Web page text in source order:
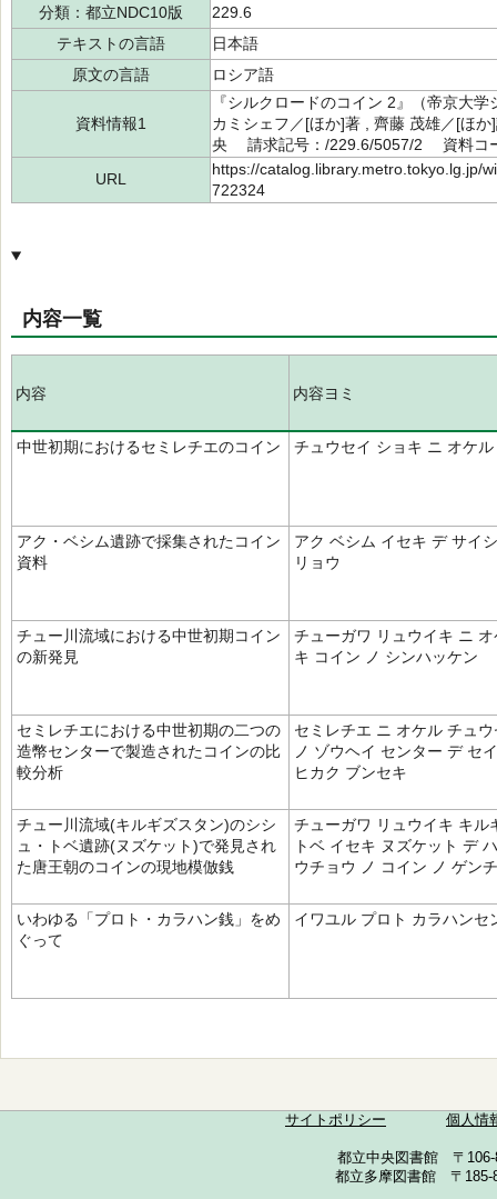
分類：都立NDC10版
229.6
テキストの言語
日本語
原文の言語
ロシア語
資料情報1
『シルクロードのコイン 2』（帝京大
カミシェフ／[ほか]著 , 齊藤 茂雄／[ほ
央 請求記号：/229.6/5057/2 資料コ
URL
https://catalog.library.metro.tokyo.lg.jp/
722324
内容一覧
内容 内容ヨミ
中世初期におけるセミレチエのコイン チュウセイ ショキ ニ オケ
アク・ベシム遺跡で採集されたコイン
資料
アク ベシム イセキ デ サイ
リョウ
チュー川流域における中世初期コイン
の新発見
チューガワ リュウイキ ニ
キ コイン ノ シンハッケン
セミレチエにおける中世初期の二つの
造幣センターで製造されたコインの比
較分析
セミレチエ ニ オケル チュ
ノ ゾウヘイ センター デ セ
ヒカク ブンセキ
チュー川流域(キルギズスタン)のシシ
ュ・トベ遺跡(ヌズケット)で発見され
た唐王朝のコインの現地模倣銭
チューガワ リュウイキ キル
トベ イセキ ヌズケット デ
ウチョウ ノ コイン ノ ゲン
いわゆる「プロト・カラハン銭」をめ
ぐって
イワユル プロト カラハンセ
サイトポリシー 個人情
都立中央図書館 〒
都立多摩図書館 〒185-